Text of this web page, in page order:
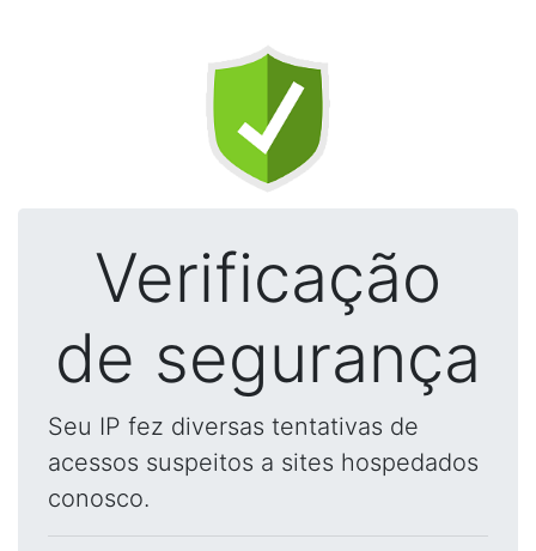
Verificação
de segurança
Seu IP fez diversas tentativas de
acessos suspeitos a sites hospedados
conosco.